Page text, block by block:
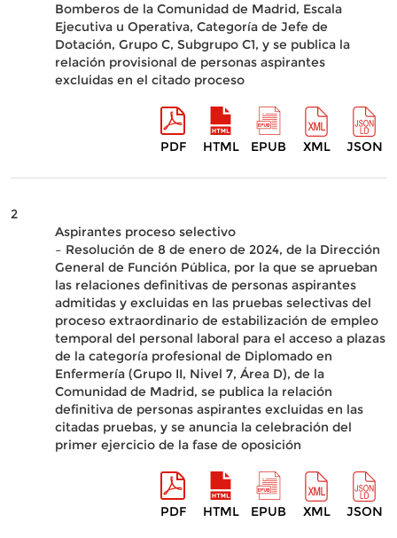
Bomberos de la Comunidad de Madrid, Escala
Ejecutiva u Operativa, Categoría de Jefe de
Dotación, Grupo C, Subgrupo C1, y se publica la
relación provisional de personas aspirantes
excluidas en el citado proceso
PDF HTML EPUB XML JSON
2
Aspirantes proceso selectivo
– Resolución de 8 de enero de 2024, de la Dirección
General de Función Pública, por la que se aprueban
las relaciones definitivas de personas aspirantes
admitidas y excluidas en las pruebas selectivas del
proceso extraordinario de estabilización de empleo
temporal del personal laboral para el acceso a plazas
de la categoría profesional de Diplomado en
Enfermería (Grupo II, Nivel 7, Área D), de la
Comunidad de Madrid, se publica la relación
definitiva de personas aspirantes excluidas en las
citadas pruebas, y se anuncia la celebración del
primer ejercicio de la fase de oposición
PDF HTML EPUB XML JSON